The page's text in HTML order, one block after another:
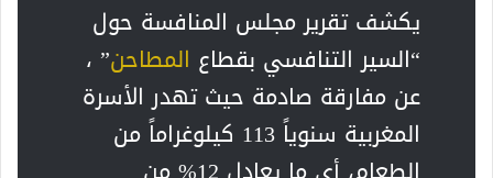
يكشف تقرير مجلس المنافسة حول
“السير التنافسي بقطاع المطاحن” ،
عن مفارقة صادمة حيث تهدر الأسرة
المغربية سنوياً 113 كيلوغراماً من